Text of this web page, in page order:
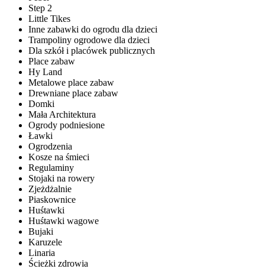
Step 2
Little Tikes
Inne zabawki do ogrodu dla dzieci
Trampoliny ogrodowe dla dzieci
Dla szkół i placówek publicznych
Place zabaw
Hy Land
Metalowe place zabaw
Drewniane place zabaw
Domki
Mała Architektura
Ogrody podniesione
Ławki
Ogrodzenia
Kosze na śmieci
Regulaminy
Stojaki na rowery
Zjeżdżalnie
Piaskownice
Huśtawki
Huśtawki wagowe
Bujaki
Karuzele
Linaria
Ścieżki zdrowia